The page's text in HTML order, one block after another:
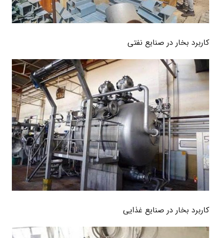
کاربرد بخار در صنایع نفتی
کاربرد بخار در صنایع غذایی